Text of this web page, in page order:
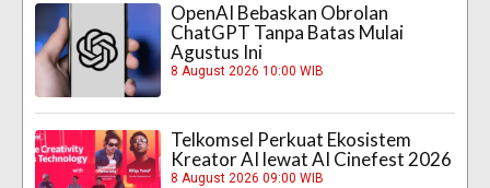
OpenAI Bebaskan Obrolan
ChatGPT Tanpa Batas Mulai
Agustus Ini
8 August 2026 10:00 WIB
Telkomsel Perkuat Ekosistem
Kreator AI lewat AI Cinefest 2026
8 August 2026 09:00 WIB